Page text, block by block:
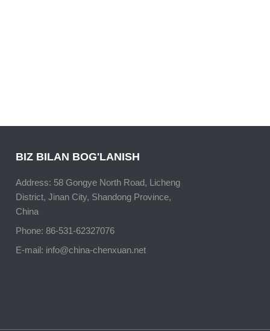
BIZ BILAN BOG'LANISH
Address: 58 Gongye North Road, Licheng
District, Jinan City, Shandong Province,
China
Phone: 86-531-62327076
E-mail: info@china-chenxuan.net